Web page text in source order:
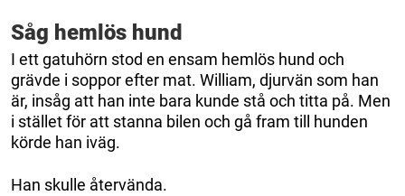
Såg hemlös hund
I ett gatuhörn stod en ensam hemlös hund och
grävde i soppor efter mat. William, djurvän som han
är, insåg att han inte bara kunde stå och titta på. Men
i stället för att stanna bilen och gå fram till hunden
körde han iväg.
Han skulle återvända.